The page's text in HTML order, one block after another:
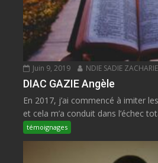
Juin 9, 2019 NDIE SADIE ZACHARIE
DIAC GAZIE Angèle
En 2017, j’ai commencé à imiter
et cela m’a conduit dans l’échec
témoignages